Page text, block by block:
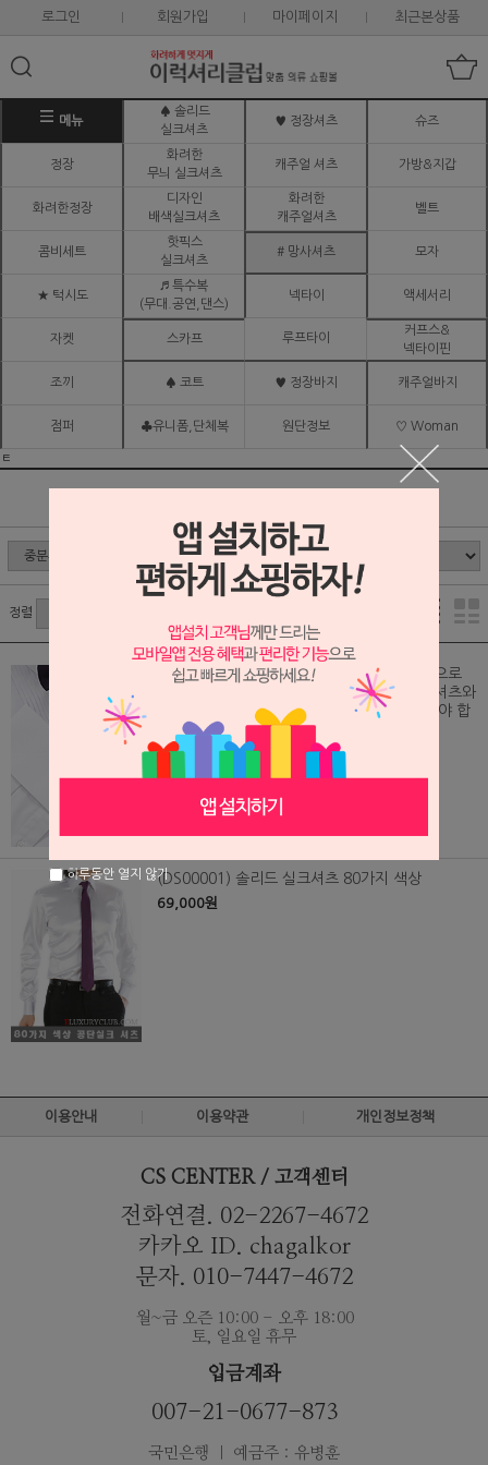
로그인 회원가입 마이페이지 최근본상품
메뉴
♠ 솔리드
실크셔츠
♥ 정장셔츠 슈즈
정장
화려한
무늬 실크셔츠
캐주얼 셔츠 가방&지갑
화려한정장
디자인
배색실크셔츠
화려한
캐주얼셔츠
벨트
콤비세트
핫픽스
실크셔츠
# 망사셔츠 모자
★ 턱시도
♬ 특수복
(무대.공연,댄스)
넥타이 액세서리
자켓 스카프 루프타이
커프스&
넥타이핀
조끼 ♠ 코트 ♥ 정장바지 캐주얼바지
점퍼 ♣유니폼,단체복 원단정보 ♡ Woman
ㅌ
정렬
(EG/103) 수제 턱시도 주름 디자인 가격(손으로
접는 턱시도 주름 셔츠를 구매하실려면 주문셔츠와
수제 턱시도 주름 디자인을 각각 주문해 주셔야 합
니다)
40,000원
(DS00001) 솔리드 실크셔츠 80가지 색상
69,000원
이용안내 이용약관 개인정보정책
CS CENTER / 고객센터
전화연결. 02-2267-4672
카카오 ID. chagalkor
문자. 010-7447-4672
월~금 오즌 10:00 - 오후 18:00
토, 일요일 휴무
입금계좌
007-21-0677-873
국민은행 ｜ 예금주 : 유병훈
하루동안 열지 않기